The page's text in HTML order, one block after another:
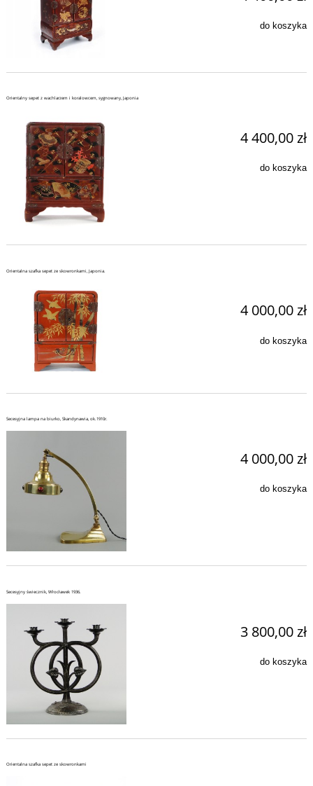
do koszyka
Orientalny sepet z wachlarzem i koralowcem, sygnowany, Japonia
4 400,00 zł
do koszyka
Orientalna szafka sepet ze skowronkami, Japonia.
4 000,00 zł
do koszyka
Secesyjna lampa na biurko, Skandynawia, ok.1910r.
4 000,00 zł
do koszyka
Secesyjny świecznik, Włocławek 1936.
3 800,00 zł
do koszyka
Orientalna szafka sepet ze skowronkami